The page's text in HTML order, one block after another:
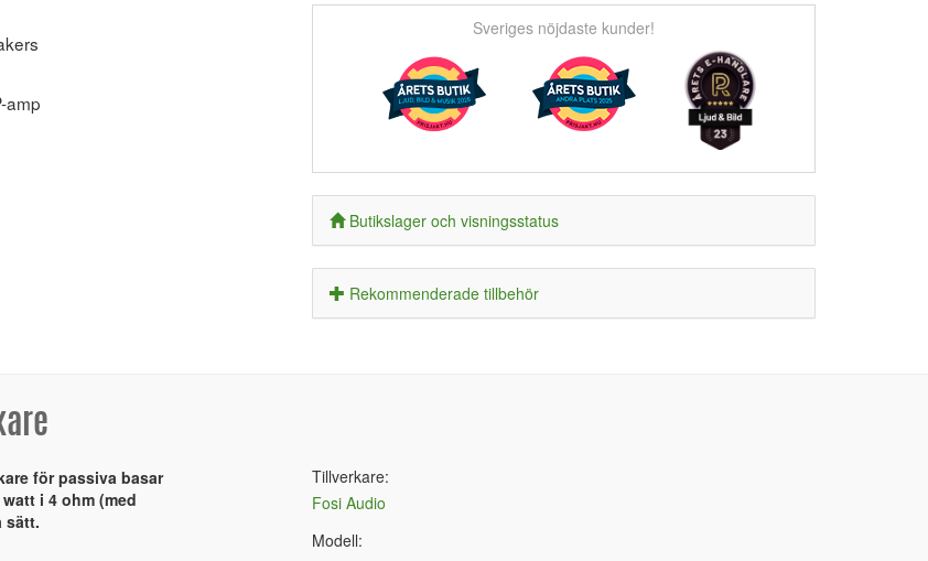
amp
Sveriges nöjdaste kunder!
Butikslager och visningsstatus
Rekommenderade tillbehör
för passiva basar
i 4 ohm (med
sätt.
Tillverkare:
Fosi Audio
Modell: